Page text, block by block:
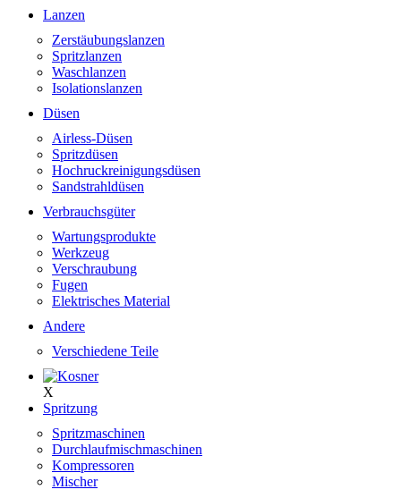
Lanzen
Zerstäubungslanzen
Spritzlanzen
Waschlanzen
Isolationslanzen
Düsen
Airless-Düsen
Spritzdüsen
Hochruckreinigungsdüsen
Sandstrahldüsen
Verbrauchsgüter
Wartungsprodukte
Werkzeug
Verschraubung
Fugen
Elektrisches Material
Andere
Verschiedene Teile
X
Spritzung
Spritzmaschinen
Durchlaufmischmaschinen
Kompressoren
Mischer